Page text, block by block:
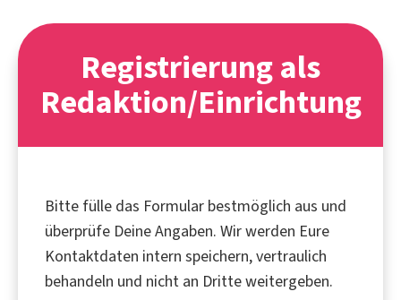
Registrierung als
Redaktion/Einrichtung
Bitte fülle das Formular bestmöglich aus und
überprüfe Deine Angaben. Wir werden Eure
Kontaktdaten intern speichern, vertraulich
behandeln und nicht an Dritte weitergeben.